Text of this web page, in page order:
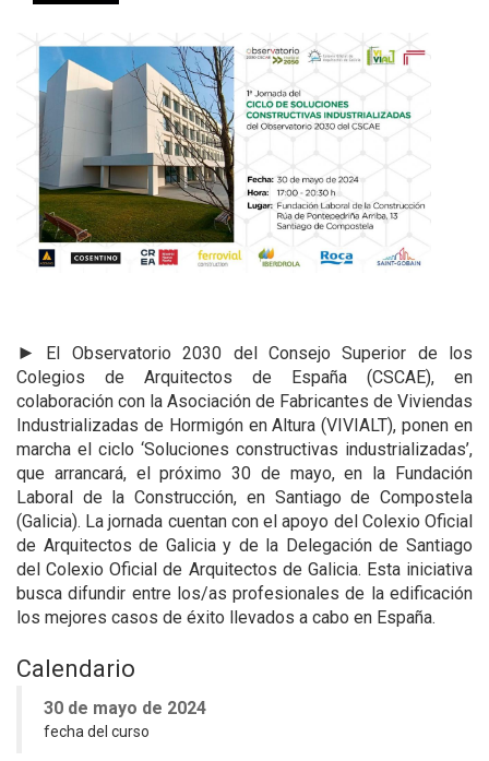
►
El Observatorio 2030 del Consejo Superior de los
Colegios de Arquitectos de España (CSCAE), en
colaboración con la Asociación de Fabricantes de Viviendas
Industrializadas de Hormigón en Altura (VIVIALT), ponen en
marcha el ciclo ‘Soluciones constructivas industrializadas’,
que arrancará, el próximo 30 de mayo, en la Fundación
Laboral de la Construcción, en Santiago de Compostela
(Galicia). La jornada cuentan con el apoyo del Colexio Oficial
de Arquitectos de Galicia y de la Delegación de Santiago
del Colexio Oficial de Arquitectos de Galicia. Esta iniciativa
busca difundir entre los/as profesionales de la edificación
los mejores casos de éxito llevados a cabo en España.
Calendario
30 de mayo de 2024
fecha del curso